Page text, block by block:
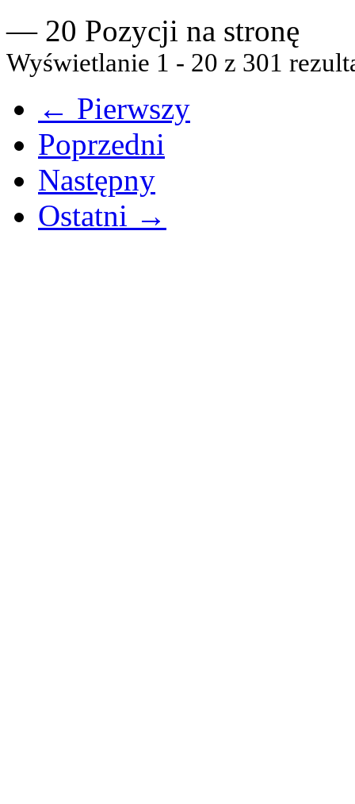
— 20 Pozycji na stronę
Wyświetlanie 1 - 20 z 301
← Pierwszy
Poprzedni
Następny
Ostatni →